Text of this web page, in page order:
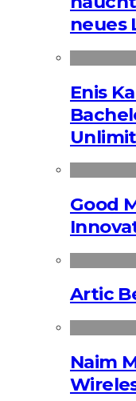
neues
Enis
Good
Artic
Naim